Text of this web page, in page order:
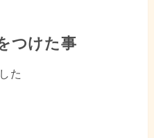
つけた事
た